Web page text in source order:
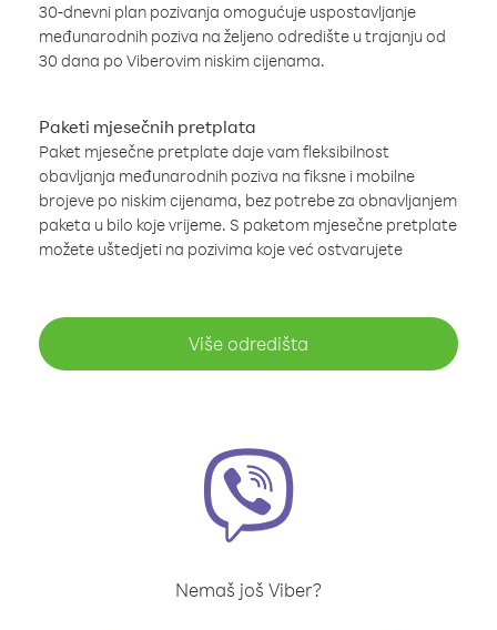
30-dnevni plan pozivanja omogućuje uspostavljanje
međunarodnih poziva na željeno odredište u trajanju od
30 dana po Viberovim niskim cijenama.
Paketi mjesečnih pretplata
Paket mjesečne pretplate daje vam fleksibilnost
obavljanja međunarodnih poziva na fiksne i mobilne
brojeve po niskim cijenama, bez potrebe za obnavljanjem
paketa u bilo koje vrijeme. S paketom mjesečne pretplate
možete uštedjeti na pozivima koje već ostvarujete
Više odredišta
Nemaš još Viber?